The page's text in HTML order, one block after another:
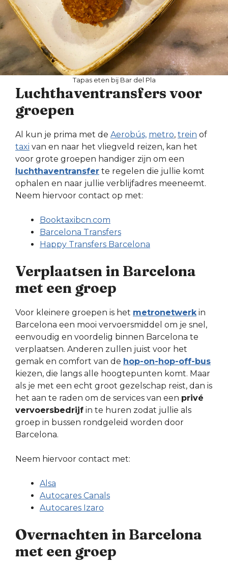
Tapas eten bij Bar del Pla
Luchthaventransfers voor
groepen
Al kun je prima met de Aerobús, metro, trein of
taxi van en naar het vliegveld reizen, kan het
voor grote groepen handiger zijn om een
luchthaventransfer te regelen die jullie komt
ophalen en naar jullie verblijfadres meeneemt.
Neem hiervoor contact op met:
Booktaxibcn.com
Barcelona Transfers
Happy Transfers Barcelona
Verplaatsen in Barcelona
met een groep
Voor kleinere groepen is het metronetwerkin
Barcelona een mooi vervoersmiddel om je snel,
eenvoudig en voordelig binnen Barcelona te
verplaatsen. Anderen zullen juist voor het
gemak en comfort van de hop-on-hop-off-bus
kiezen, die langs alle hoogtepunten komt. Maar
als je met een echt groot gezelschap reist, dan is
het aan te raden om de services van een privé
vervoersbedrijf in te huren zodat jullie als
groep in bussen rondgeleid worden door
Barcelona.
Neem hiervoor contact met:
Alsa
Autocares Canals
Autocares Izaro
Overnachten in Barcelona
met een groep